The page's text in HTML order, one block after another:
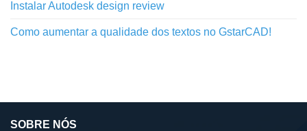
Instalar Autodesk design review
Como aumentar a qualidade dos textos no GstarCAD!
SOBRE NÓS